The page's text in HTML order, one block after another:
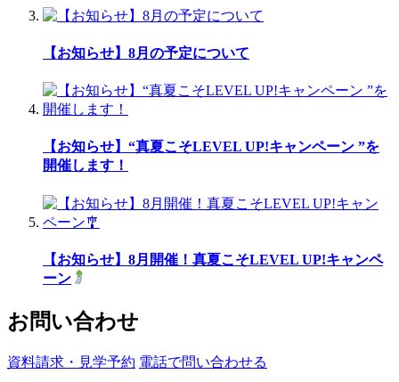
【お知らせ】8月の予定について
【お知らせ】“真夏こそLEVEL UP!キャンペーン ”を
開催します！
【お知らせ】8月開催！真夏こそLEVEL UP!キャンペ
ーン
お問い合わせ
資料請求・見学予約 電話で問い合わせる